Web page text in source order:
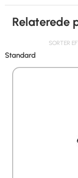
Relaterede
SORTER
Standard